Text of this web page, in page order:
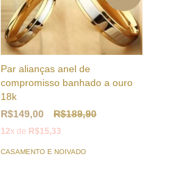
Par alianças anel de
compromisso banhado a ouro
18k
R$149,00
R$189,90
12x de R$15,33
CASAMENTO E NOIVADO